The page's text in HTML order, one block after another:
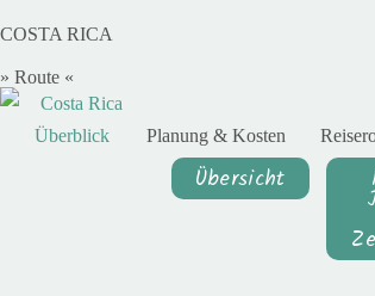
COSTA RICA
» Route «
Planung & Kosten
Übersicht